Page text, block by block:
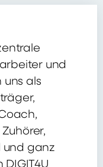
und
uns als
und ganz